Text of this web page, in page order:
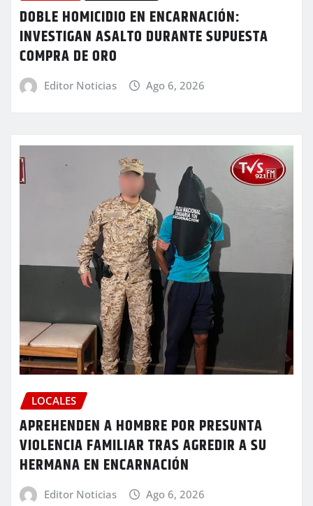
DOBLE HOMICIDIO EN ENCARNACIÓN:
INVESTIGAN ASALTO DURANTE SUPUESTA
COMPRA DE ORO
Editor Noticias Ago 6, 2026
LOCALES
APREHENDEN A HOMBRE POR PRESUNTA
VIOLENCIA FAMILIAR TRAS AGREDIR A SU
HERMANA EN ENCARNACIÓN
Editor Noticias Ago 6, 2026